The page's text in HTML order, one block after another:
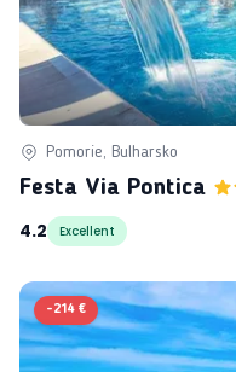
Pomorie, Bulharsko
Festa Via Pontica
4.2
Excellent
-214 €